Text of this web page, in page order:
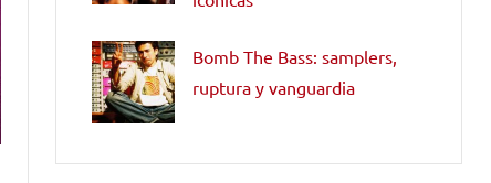
Bomb The Bass: samplers,
ruptura y vanguardia